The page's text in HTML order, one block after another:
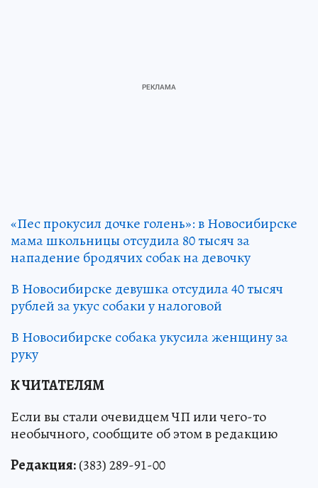
«Пес прокусил дочке голень»: в Новосибирске
мама школьницы отсудила 80 тысяч за
нападение бродячих собак на девочку
В Новосибирске девушка отсудила 40 тысяч
рублей за укус собаки у налоговой
В Новосибирске собака укусила женщину за
руку
К ЧИТАТЕЛЯМ
Если вы стали очевидцем ЧП или чего-то
необычного, сообщите об этом в редакцию
Редакция:(383) 289-91-00